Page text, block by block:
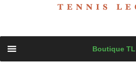
content
Boutique TL